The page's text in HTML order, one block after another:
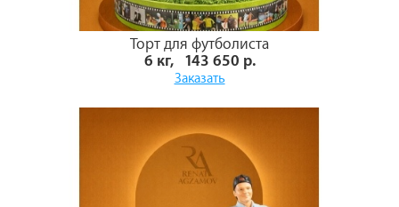
Торт для футболиста
6 кг, 143 650 р.
Заказать